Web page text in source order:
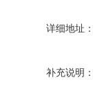
详细地址：
补充说明：